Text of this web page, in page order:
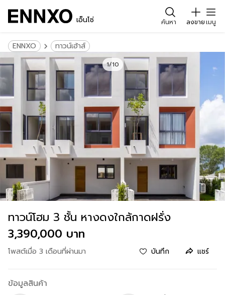
เอ็นโซ่ ค้นหา ลงขายเมนู
ENNXO ทาวน์เฮ้าส์
1/10
ทาวน์โฮม 3 ชั้น หางดงใกล้กาดฝรั่ง
3,390,000 บาท
โพสต์เมื่อ 3 เดือนที่ผ่านมา บันทึก แชร์
ข้อมูลสินค้า